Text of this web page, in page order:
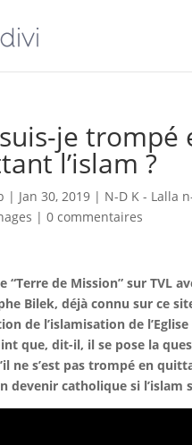
je trompé
l’islam ?
| Jan 30, 2019| N-D K - Lalla
| 0 commentaires
“Terre de Mission” sur TVL
Bilek, déjà connu sur ce
de l’islamisation de
que, dit-il, il se pose la
ne s’est pas trompé en
devenir catholique si l’islam